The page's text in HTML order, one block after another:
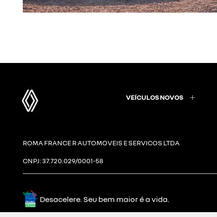
VEÍCULOS NOVOS
ROMA FRANCE R AUTOMOVEIS E SERVICOS LTDA
CNPJ: 37.720.029/0001-58
Desacelere. Seu bem maior é a vida.